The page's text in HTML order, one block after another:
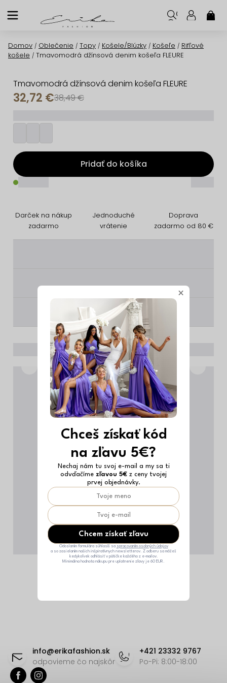
na
Domov / Oblečenie / Topy / Košele/Blúzky / Košeľe / Rifľové
košele / Tmavomodrá džínsová denim košeľa FLEURE
Tmavomodrá džínsová denim košeľa FLEURE
38,49 €
32,72 €
Pridať do košíka
Darček na nákup
zadarmo
Jednoduché
vrátenie
Doprava
zadarmo od 80 €
________
info@erikafashion.sk
odpovieme čo najskôr
+421 23332 9767
Po-Pi: 8:00-18:00
×
Chceš získať kód
na zľavu 5€?
Nechaj nám tu svoj e-mail a my sa ti
odvďačíme zľavou 5€ z ceny tvojej
prvej objednávky.
Chcem získať zľavu
Odoslaním formulára súhlasíš sa spracovaním osobných údajov
a so zasielaním našich inšpiratívnych newsletterov. Z odberu sa môžeš
kedykoľvek odhlásiť v pätičke každého z e-mailov.
Minimálna hodnota nákupu pre uplatnenie zľavy je 60 EUR.